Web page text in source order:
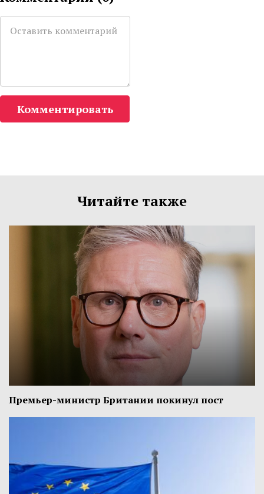
Комментировать
Читайте также
Премьер-министр Британии покинул пост